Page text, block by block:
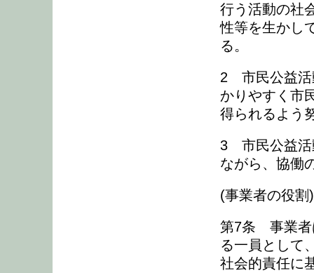
行う活動の社
性等を生かし
る。
2 市民公益活
かりやすく市
得られるよう
3 市民公益活
ながら、協働
(事業者の役割)
第7条 事業者
る一員として
社会的責任に